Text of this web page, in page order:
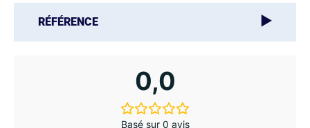
RÉFÉRENCE
0,0
Basé sur 0 avis